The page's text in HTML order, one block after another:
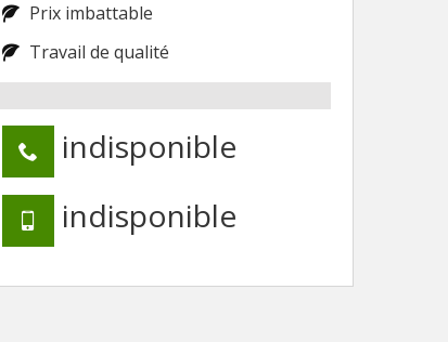
Prix imbattable
Travail de qualité
indisponible
indisponible